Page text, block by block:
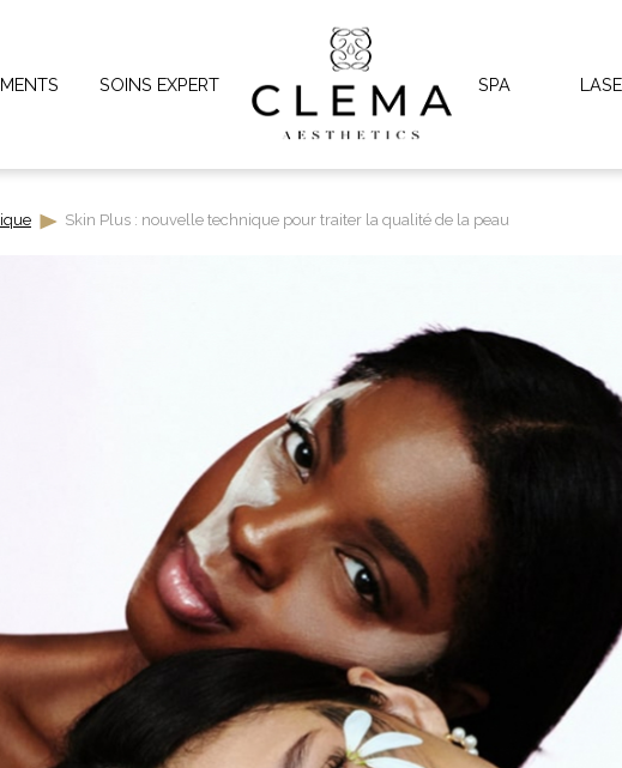
SOINS EXPERT SPA
Skin Plus : nouvelle technique pour traiter la qualité de la peau